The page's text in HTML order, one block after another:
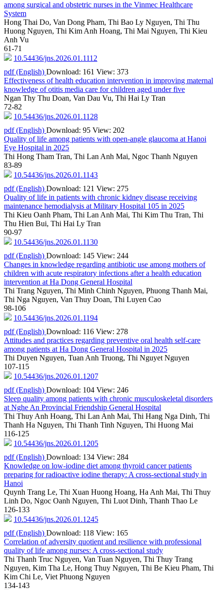
among surgical and obstetric nurses in the Vinmec Healthcare
System
Hong Thai Do, Van Dong Pham, Thi Bao Ly Nguyen, Thi Thu
Huong Nguyen, Thi Kim Anh Hoang, Thi Mai Nguyen, Thi Kieu
Anh Vu
61-71
10.54436/jns.2026.01.1112
pdf (English) Download: 161 View: 373
Effectiveness of health education intervention in improving maternal
knowledge of otitis media care for children aged under five
Ngan Thy Thu Doan, Van Dau Vu, Thi Hai Ly Tran
72-82
10.54436/jns.2026.01.1128
pdf (English) Download: 95 View: 202
Quality of life among patients with open-angle glaucoma at Hanoi
Eye Hospital in 2025
Thi Hong Tham Tran, Thi Lan Anh Mai, Ngoc Thanh Nguyen
83-89
10.54436/jns.2026.01.1143
pdf (English) Download: 121 View: 275
Quality of life in patients with chronic kidney disease receiving
maintenance hemodialysis at Military Hospital 105 in 2025
Thi Kieu Oanh Pham, Thi Lan Anh Mai, Thi Kim Thu Tran, Thi
Thu Hien Bui, Thi Hai Ly Tran
90-97
10.54436/jns.2026.01.1130
pdf (English) Download: 145 View: 244
Changes in knowledge regarding antibiotic use among mothers of
children with acute respiratory infections after a health education
intervention at Ha Dong General Hospital
Thi Trang Nguyen, Thi Minh Chinh Nguyen, Phuong Thanh Mai,
Thi Nga Nguyen, Van Thuy Doan, Thi Luyen Cao
98-106
10.54436/jns.2026.01.1194
pdf (English) Download: 116 View: 278
Attitudes and practices regarding preventive oral health self-care
among patients at Ha Dong General Hospital in 2025
Thi Duyen Nguyen, Tuan Anh Truong, Thi Nguyet Nguyen
107-115
10.54436/jns.2026.01.1207
pdf (English) Download: 104 View: 246
Sleep quality among patients with chronic musculoskeletal disorders
at Nghe An Provincial Friendship General Hospital
Thi Thuy Anh Hoang, Thi Lan Anh Mai, Thi Hang Nga Dinh, Thi
Thanh Ha Nguyen, Thi Thanh Tinh Nguyen, Thi Huong Mai
116-125
10.54436/jns.2026.01.1205
pdf (English) Download: 134 View: 284
Knowledge on low-iodine diet among thyroid cancer patients
preparing for radioactive iodine therapy: A cross-sectional study in
Hanoi
Quynh Trang Le, Thi Xuan Huong Hoang, Ha Anh Mai, Thi Thuy
Linh Do, Ngoc Oanh Nguyen, Thi Luot Dinh, Thanh Thao Le
126-133
10.54436/jns.2026.01.1245
pdf (English) Download: 118 View: 165
Correlation of adversity quotient and resilience with professional
quality of life among nurses: A cross-sectional study
Thi Thanh Truc Nguyen, Van Tuan Nguyen, Thi Thuy Trang
Nguyen, Kim Tha Le, Hong Thuy Nguyen, Thi Be Kieu Pham, Thi
Kim Chi Le, Viet Phuong Nguyen
134-143